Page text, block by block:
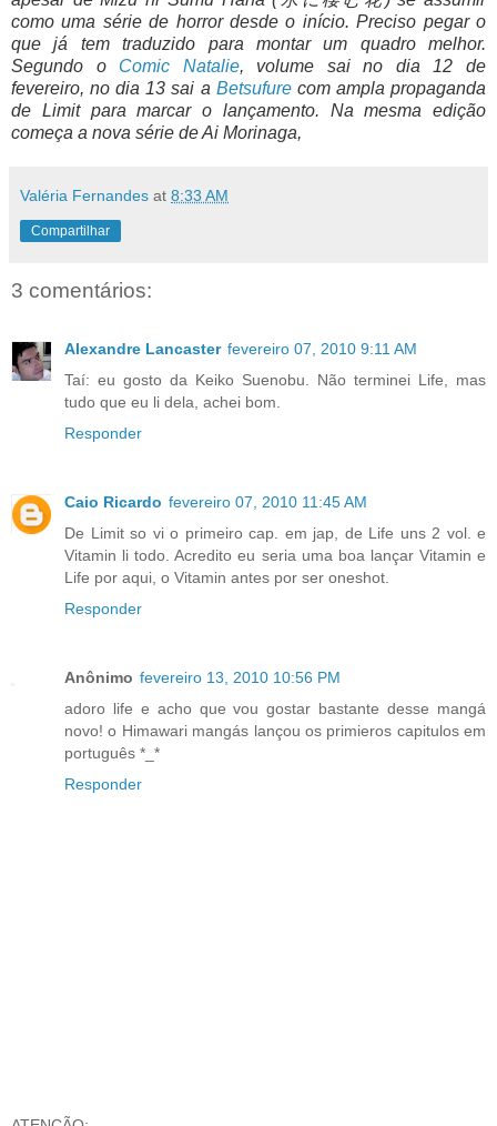
como uma série de horror desde o início. Preciso pegar o
que já tem traduzido para montar um quadro melhor.
Segundo o Comic Natalie, volume sai no dia 12 de
fevereiro, no dia 13 sai a Betsufurecom ampla propaganda
de Limit para marcar o lançamento. Na mesma edição
começa a nova série de Ai Morinaga,
Valéria Fernandes at 8:33 AM
Compartilhar
3 comentários:
Alexandre Lancaster fevereiro 07, 2010 9:11 AM
Taí: eu gosto da Keiko Suenobu. Não terminei Life, mas
tudo que eu li dela, achei bom.
Responder
Caio Ricardo fevereiro 07, 2010 11:45 AM
De Limit so vi o primeiro cap. em jap, de Life uns 2 vol. e
Vitamin li todo. Acredito eu seria uma boa lançar Vitamin e
Life por aqui, o Vitamin antes por ser oneshot.
Responder
Anônimo fevereiro 13, 2010 10:56 PM
adoro life e acho que vou gostar bastante desse mangá
novo! o Himawari mangás lançou os primieros capitulos em
português *_*
Responder